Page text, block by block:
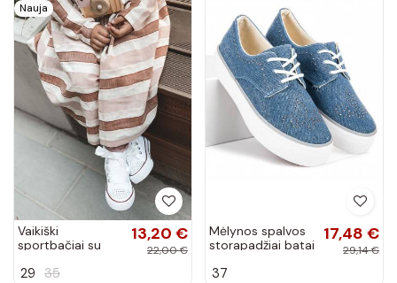
Nauja
Vaikiški
sportbačiai su
spalvos su
13,20 €
22,00 €
29 35
Mėlynos spalvos
storapadžiai batai
ornamentais
17,48 €
29,14 €
37